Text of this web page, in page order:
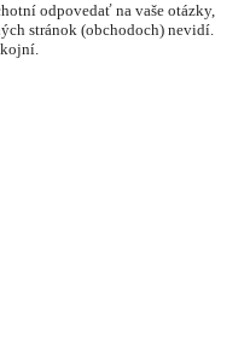
odpovedať na vaše otázky,
stránok (obchodoch) nevidí.